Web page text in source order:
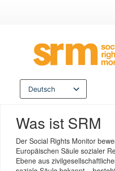
Deutsch
Français
Español
Hrvatski
Inhalt
springenWas ist SRM
Der Social Rights Monitor
Europäischen Säule sozialer
Ebene aus